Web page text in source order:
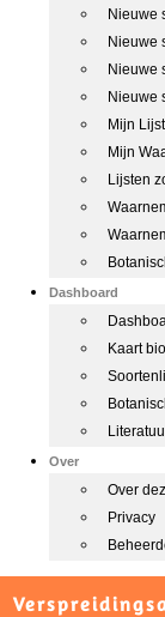
Nieuwe
Nieuwe
Nieuwe
Nieuwe
Mijn
Mijn
Lijsten
Dashboard
Kaart
Over
Over
Privacy